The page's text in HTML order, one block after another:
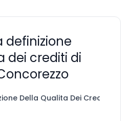
definizione
dei crediti di
Della Qualita Dei Crediti Di